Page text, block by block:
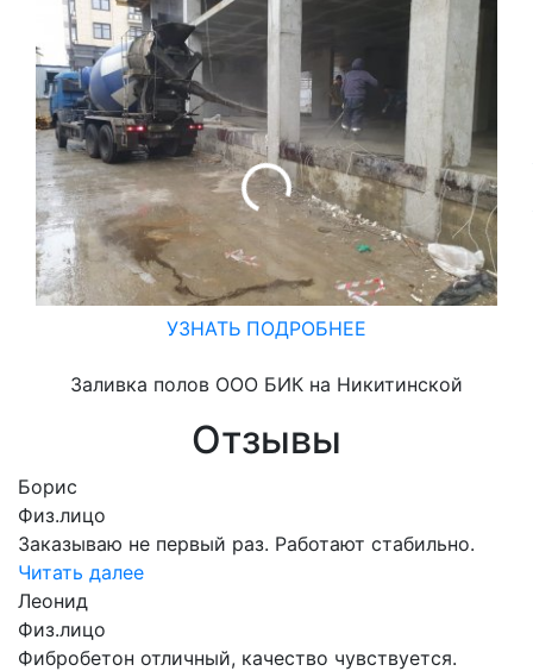
УЗНАТЬ ПОДРОБНЕЕ
Заливка полов ООО БИК на Никитинской
Отзывы
Борис
Физ.лицо
Заказываю не первый раз. Работают стабильно.
Читать далее
Леонид
Физ.лицо
Фибробетон отличный, качество чувствуется.